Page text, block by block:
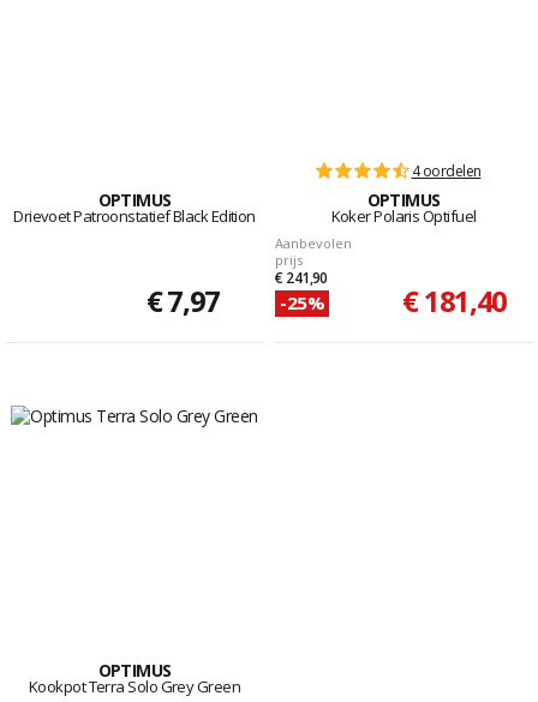
OPTIMUS
Drievoet Patroonstatief Black Edition
€ 7,97
4 oordelen
OPTIMUS
Koker Polaris Optifuel
Aanbevolen
prijs
€ 241,90
-25% € 181,40
OPTIMUS
Kookpot Terra Solo Grey Green